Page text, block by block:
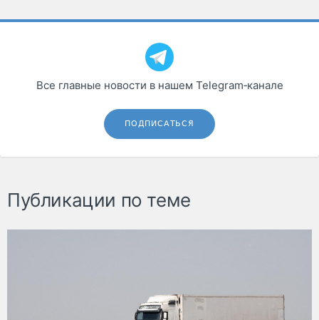
Все главные новости в нашем Telegram‑канале
ПОДПИСАТЬСЯ
Публикации по теме